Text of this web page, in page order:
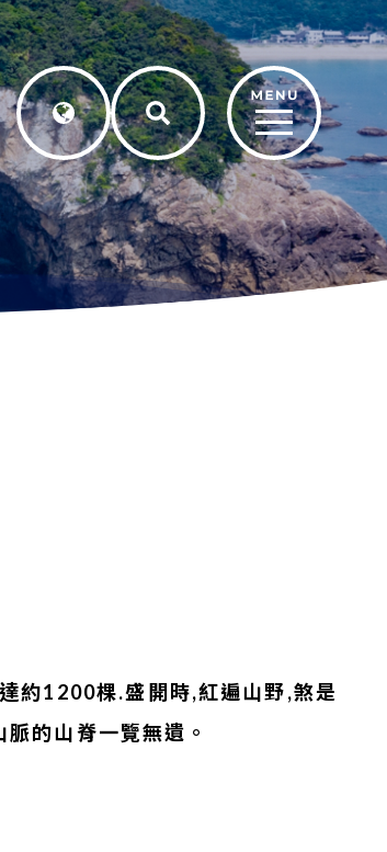
約1200棵.盛開時,紅遍山野,煞是
的山脊一覽無遺。